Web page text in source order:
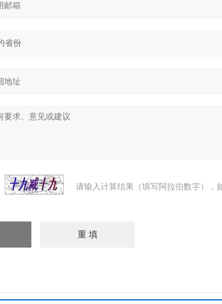
请输入计算结果（填写阿拉伯数字），